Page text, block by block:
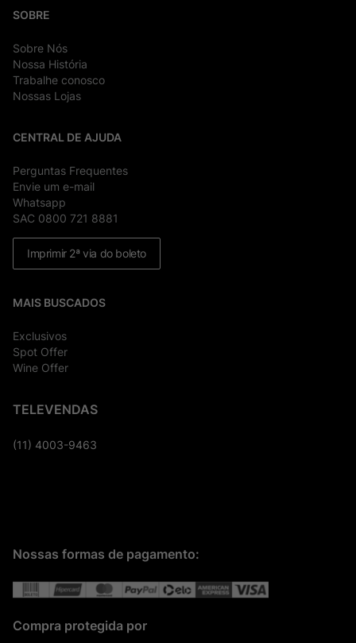
SOBRE
Sobre Nós
Nossa História
Trabalhe conosco
Nossas Lojas
CENTRAL DE AJUDA
Perguntas Frequentes
Envie um e-mail
Whatsapp
SAC 0800 721 8881
Imprimir 2ª via do boleto
MAIS BUSCADOS
Exclusivos
Spot Offer
Wine Offer
TELEVENDAS
(11) 4003-9463
Nossas formas de pagamento:
Compra protegida por